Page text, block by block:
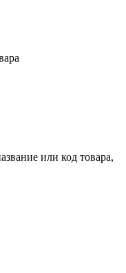
или код товара,